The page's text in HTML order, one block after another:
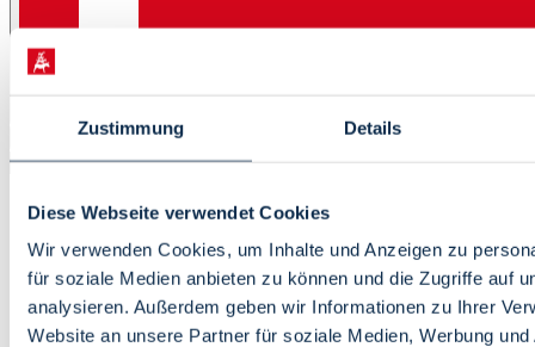
Zustimmung Details
Diese Webseite verwendet Cookies
Wir verwenden Cookies, um Inhalte und Anzeigen zu
für soziale Medien anbieten zu können und die Zugriffe auf
analysieren. Außerdem geben wir Informationen zu Ihrer
Website an unsere Partner für soziale Medien, Werbung
Home
Culture
Tourism
Education
Commerce